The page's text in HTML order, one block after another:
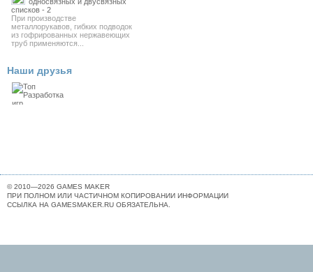
списков - 2
При производстве
металлорукавов, гибких подводок
из гофрированных нержавеющих
труб применяются...
Наши друзья
© 2010—2026 GAMES MAKER
ПРИ ПОЛНОМ ИЛИ ЧАСТИЧНОМ КОПИРОВАНИИ ИНФОРМАЦИИ
ССЫЛКА НА GAMESMAKER.RU ОБЯЗАТЕЛЬНА.